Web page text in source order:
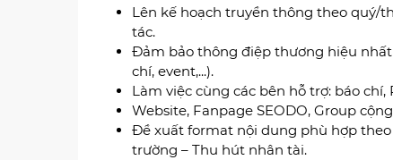
Lên kế hoạch truyền thông theo quý/
tác.
Đảm bảo thông điệp thương hiệu
chí, event,...).
Làm việc cùng các bên hỗ trợ: báo
Website, Fanpage SEODO, Group
Đề xuất format nội dung phù hợp
trường – Thu hút nhân tài.